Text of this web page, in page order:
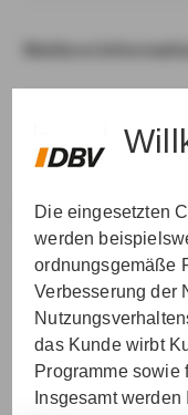
Die eingesetzten
werden
ordnungsgemäße
Verbesserung der
das Kunde wirbt
Programme sowie
Insgesamt
Weitere